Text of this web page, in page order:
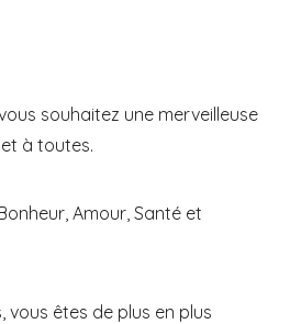
souhaitez une merveilleuse
à toutes.
Amour, Santé et
vous êtes de plus en plus